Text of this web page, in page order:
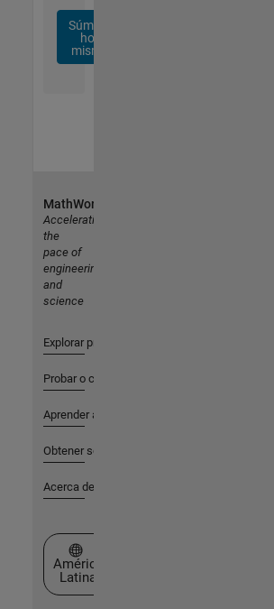
Súmese
hoy
mismo
MathWorks
Accelerating
the
pace of
engineering
and
science
Explorar productos
Probar o comprar
Aprender a utilizar
Obtener soporte
Acerca de MathWorks
Seleccione un país/idioma
América
Latina